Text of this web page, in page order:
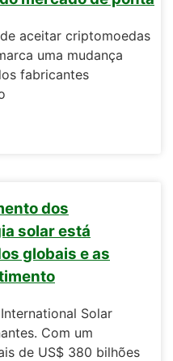
aceitar criptomoedas
uma mudança
fabricantes
dos
solar está
globais e as
Solar
Com um
de US$ 380 bilhões